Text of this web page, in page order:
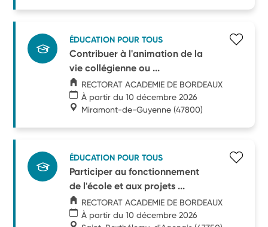
ÉDUCATION POUR TOUS
Contribuer à l'animation de la
vie collégienne ou ...
RECTORAT ACADEMIE DE BORDEAUX
À partir du 10 décembre 2026
Miramont-de-Guyenne (47800)
ÉDUCATION POUR TOUS
Participer au fonctionnement
de l'école et aux projets ...
RECTORAT ACADEMIE DE BORDEAUX
À partir du 10 décembre 2026